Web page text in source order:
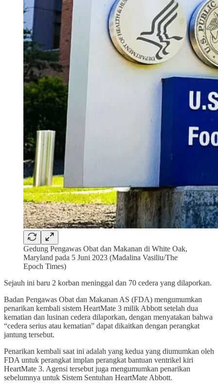
Gedung Pengawas Obat dan Makanan di White Oak,
Maryland pada 5 Juni 2023 (Madalina Vasiliu/The
Epoch Times)
Sejauh ini baru 2 korban meninggal dan 70 cedera yang dilaporkan.
Badan Pengawas Obat dan Makanan AS (FDA) mengumumkan
penarikan kembali sistem HeartMate 3 milik Abbott setelah dua
kematian dan lusinan cedera dilaporkan, dengan menyatakan bahwa
“cedera serius atau kematian” dapat dikaitkan dengan perangkat
jantung tersebut.
Penarikan kembali saat ini adalah yang kedua yang diumumkan oleh
FDA untuk perangkat implan perangkat bantuan ventrikel kiri
HeartMate 3. Agensi tersebut juga mengumumkan penarikan
sebelumnya untuk Sistem Sentuhan HeartMate Abbott.